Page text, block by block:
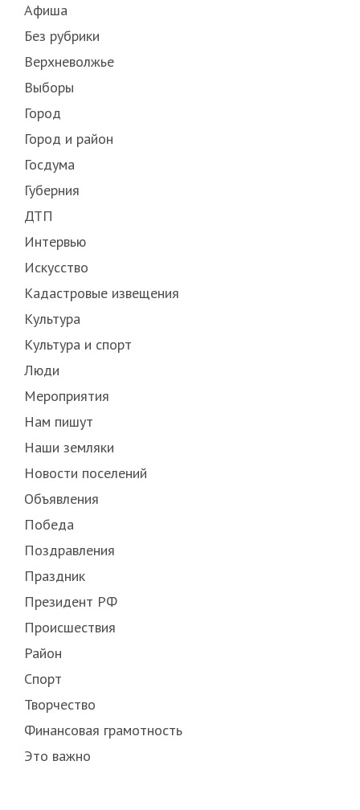
Афиша
Без рубрики
Верхневолжье
Выборы
Город
Город и район
Госдума
Губерния
ДТП
Интервью
Искусство
Кадастровые извещения
Культура
Культура и спорт
Люди
Мероприятия
Нам пишут
Наши земляки
Новости поселений
Объявления
Победа
Поздравления
Праздник
Президент РФ
Происшествия
Район
Спорт
Творчество
Финансовая грамотность
Это важно